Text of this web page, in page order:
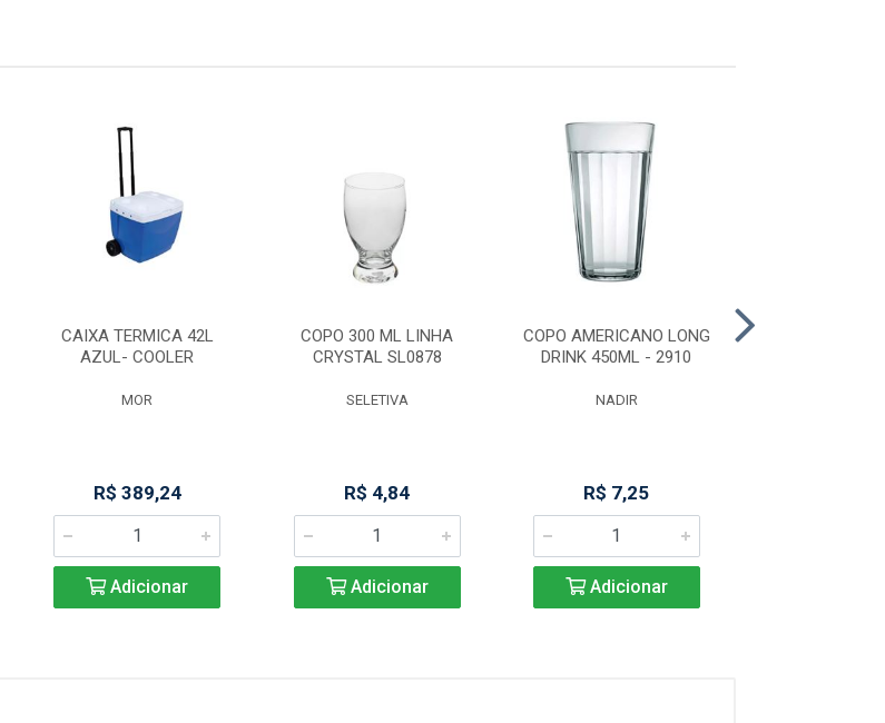
CAIXA TERMICA 42L
AZUL- COOLER
MOR
R$ 389,24
Adicionar
COPO 300 ML LINHA
CRYSTAL SL0878
SELETIVA
R$ 4,84
Adicionar
COPO AMERICANO LONG
DRINK 450ML - 2910
NADIR
R$ 7,25
Adicionar